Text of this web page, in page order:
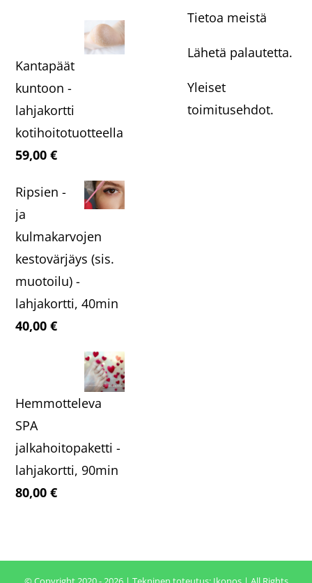
Kantapäät
kuntoon -
lahjakortti
kotihoitotuotteella
59,00€
Ripsien -
ja
kulmakarvojen
kestovärjäys (sis.
muotoilu) -
lahjakortti, 40min
40,00€
Hemmotteleva
SPA
jalkahoitopaketti -
lahjakortti, 90min
80,00€
Tietoa meistä
Lähetä palautetta.
Yleiset
toimitusehdot.